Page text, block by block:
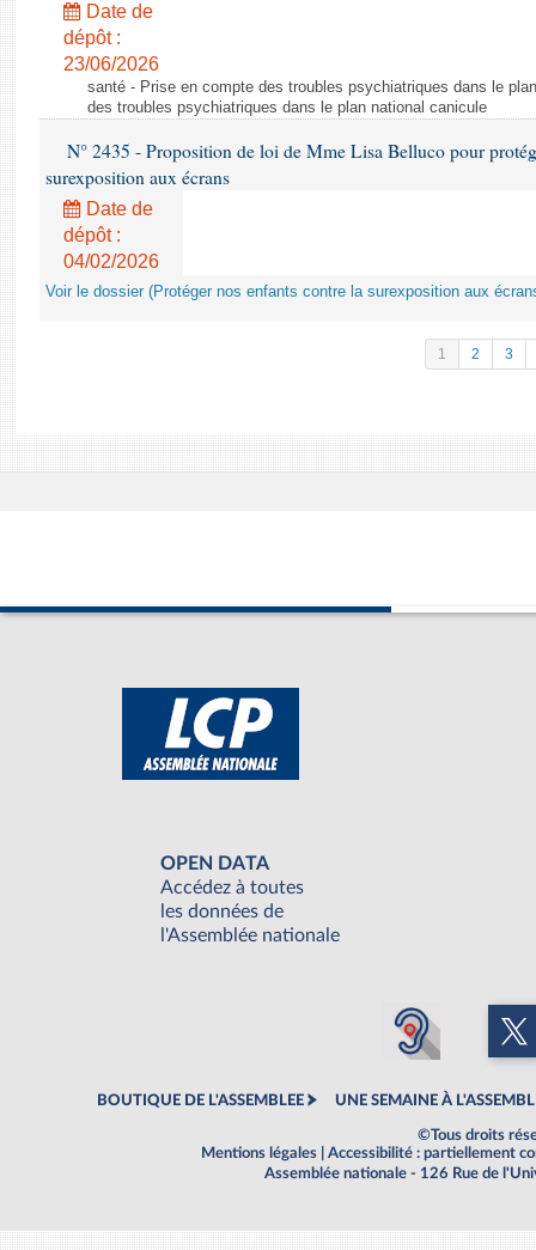
Date de
dépôt :
23/06/2026
santé - Prise en compte des troubles psychiatriques dans le
des troubles psychiatriques dans le plan national canicule
N° 2435 - Proposition de loi de Mme Lisa Belluco pour
surexposition aux écrans
Date de
dépôt :
04/02/2026
Voir le dossier (Protéger nos enfants contre la surexposition aux
1 2 3
OPEN DATA
Accédez à toutes
les données de
l'Assemblée nationale
BOUTIQUE DE L'ASSEMBLEE UNE SEMAINE À
©Tous droits
Mentions légales
Accessibilité : partiellement
Assemblée nationale - 126 Rue de